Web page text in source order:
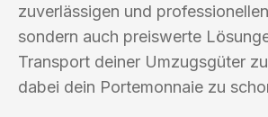
zuverlässigen und professionellen
sondern auch preiswerte
Transport deiner Umzugsgüter
dabei dein Portemonnaie zu